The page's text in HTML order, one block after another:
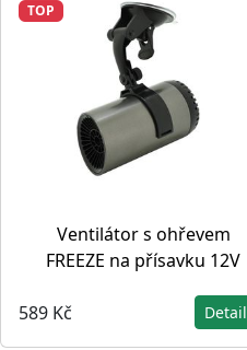
TOP
Ventilátor s ohřevem
FREEZE na přísavku 12V
589 Kč Detail